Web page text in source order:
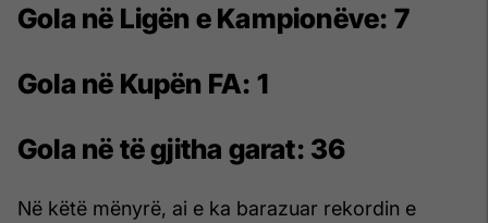
Gola në Ligën e Kampionëve: 7
Gola në Kupën FA: 1
Gola në të gjitha garat: 36
Në këtë mënyrë, ai e ka barazuar rekordin e